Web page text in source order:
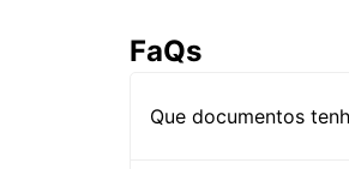
FaQs
Que documentos